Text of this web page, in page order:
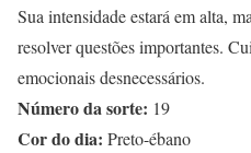
Sua intensidade estará em alta,
resolver questões importantes.
emocionais desnecessários.
Número da sorte: 19
Cor do dia: Preto-ébano